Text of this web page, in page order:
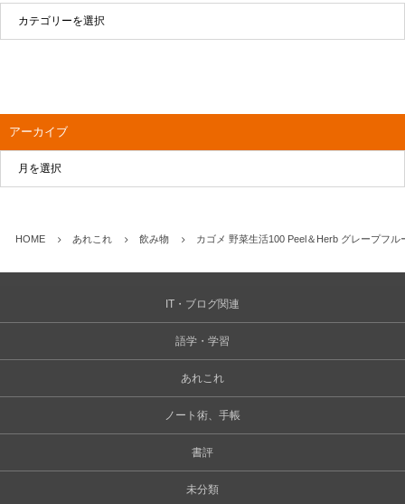
アーカイブ
HOME あれこれ 飲み物 カゴメ 野菜生活100 Peel＆Herb グレープフ
IT・ブログ関連
語学・学習
あれこれ
ノート術、手帳
書評
未分類